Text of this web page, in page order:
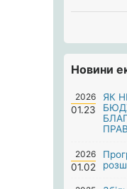
Новини
2026
01.23
ЯК
2026
01.02